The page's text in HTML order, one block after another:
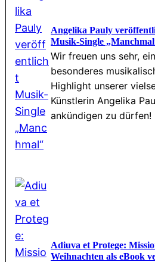
Angelika Pauly
Musik-Single
Wir freuen uns sehr,
besonderes
Highlight unserer
Künstlerin Angelika
ankündigen zu dürfen!
Adiuva et Protege:
Weihnachten als eBook